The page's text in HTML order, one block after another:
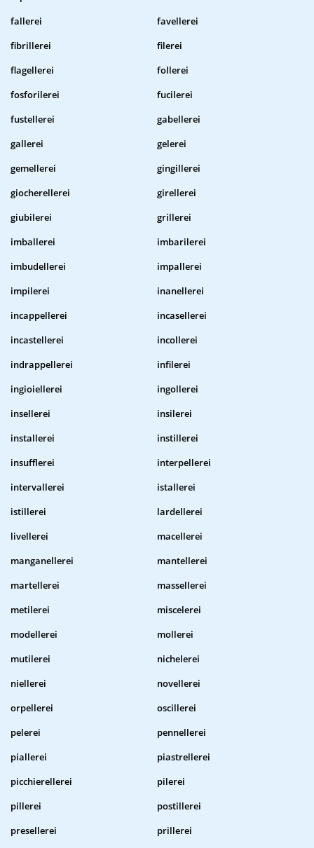
fallerei
favellerei
fibrillerei
filerei
flagellerei
follerei
fosforilerei
fucilerei
fustellerei
gabellerei
gallerei
gelerei
gemellerei
gingillerei
giocherellerei
girellerei
giubilerei
grillerei
imballerei
imbarilerei
imbudellerei
impallerei
impilerei
inanellerei
incappellerei
incasellerei
incastellerei
incollerei
indrappellerei
infilerei
ingioiellerei
ingollerei
insellerei
insilerei
installerei
instillerei
insufflerei
interpellerei
intervallerei
istallerei
istillerei
lardellerei
livellerei
macellerei
manganellerei
mantellerei
martellerei
massellerei
metilerei
miscelerei
modellerei
mollerei
mutilerei
nichelerei
niellerei
novellerei
orpellerei
oscillerei
pelerei
pennellerei
piallerei
piastrellerei
picchierellerei
pilerei
pillerei
postillerei
presellerei
prillerei